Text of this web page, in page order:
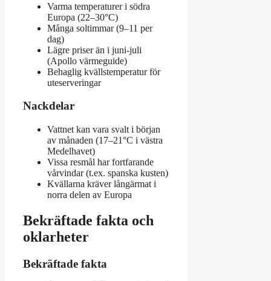
Varma temperaturer i södra
Europa (22–30°C)
Många soltimmar (9–11 per
dag)
Lägre priser än i juni-juli
(Apollo värmeguide)
Behaglig kvällstemperatur för
uteserveringar
Nackdelar
Vattnet kan vara svalt i början
av månaden (17–21°C i västra
Medelhavet)
Vissa resmål har fortfarande
vårvindar (t.ex. spanska kusten)
Kvällarna kräver långärmat i
norra delen av Europa
Bekräftade fakta och
oklarheter
Bekräftade fakta